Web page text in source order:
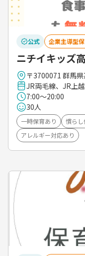
公式 企業主導型
ニチイキッズ
〒3700071 群馬
JR両毛線、JR上
7:00～20:00
30人
一時保育あり 慣らし
アレルギー対応あり